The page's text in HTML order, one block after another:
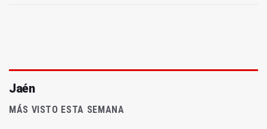
Jaén
MÁS VISTO ESTA SEMANA